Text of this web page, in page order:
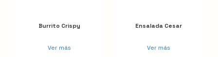
Burrito Crispy
Ver más
Ensalada Cesar
Ver más